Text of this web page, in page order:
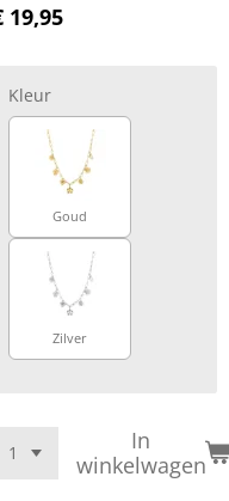
19,95
Kleur
Goud
Zilver
In
winkelwagen